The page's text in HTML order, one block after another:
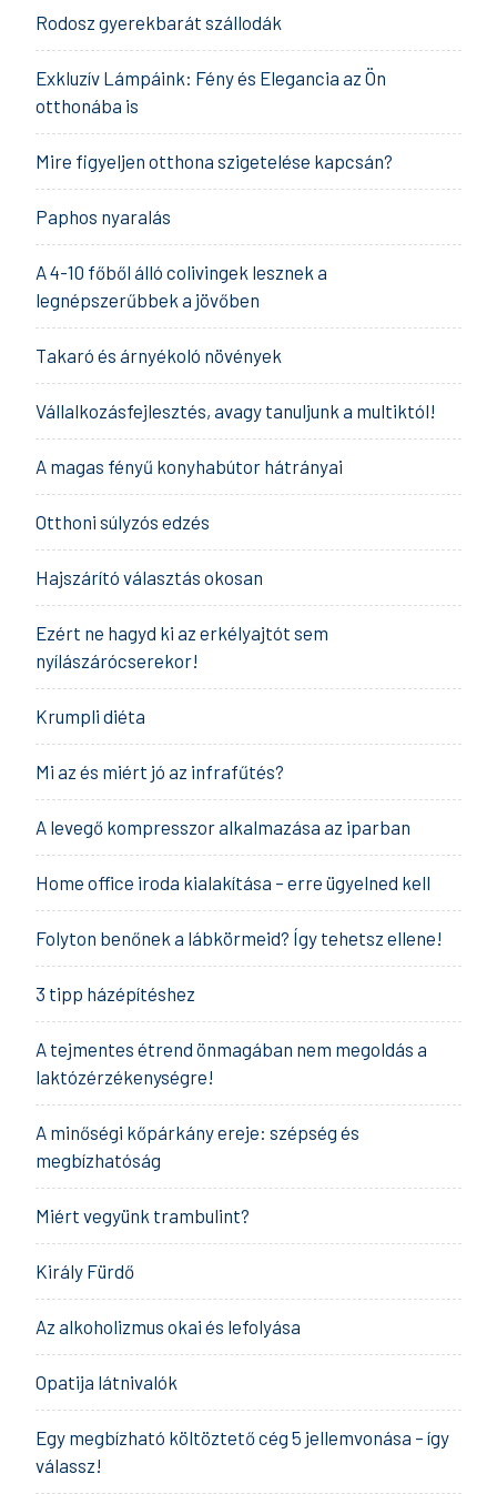
Rodosz gyerekbarát szállodák
Exkluzív Lámpáink: Fény és Elegancia az Ön
otthonába is
Mire figyeljen otthona szigetelése kapcsán?
Paphos nyaralás
A 4-10 főből álló colivingek lesznek a
legnépszerűbbek a jövőben
Takaró és árnyékoló növények
Vállalkozásfejlesztés, avagy tanuljunk a multiktól!
A magas fényű konyhabútor hátrányai
Otthoni súlyzós edzés
Hajszárító választás okosan
Ezért ne hagyd ki az erkélyajtót sem
nyílászárócserekor!
Krumpli diéta
Mi az és miért jó az infrafűtés?
A levegő kompresszor alkalmazása az iparban
Home office iroda kialakítása – erre ügyelned kell
Folyton benőnek a lábkörmeid? Így tehetsz ellene!
3 tipp házépítéshez
A tejmentes étrend önmagában nem megoldás a
laktózérzékenységre!
A minőségi kőpárkány ereje: szépség és
megbízhatóság
Miért vegyünk trambulint?
Király Fürdő
Az alkoholizmus okai és lefolyása
Opatija látnivalók
Egy megbízható költöztető cég 5 jellemvonása – így
válassz!